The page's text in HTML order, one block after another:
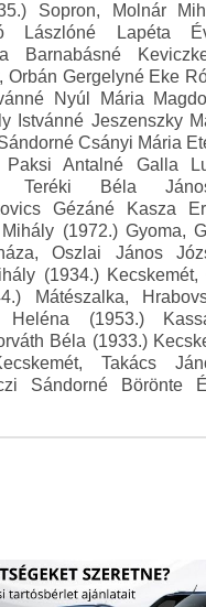
Sopron, Molnár
Lászlóné Lapéta
Barnabásné
Orbán Gergelyné Eke
Nyúl Mária
Istvánné Jeszenszky
Csányi Mária
Paksi Antalné Galla
Teréki Béla
Gézáné Kasza
(1972.) Gyoma,
Oszlai János
(1934.) Kecskemét,
Mátészalka,
Heléna (1953.)
Béla (1933.)
Takács
Sándorné Börönte